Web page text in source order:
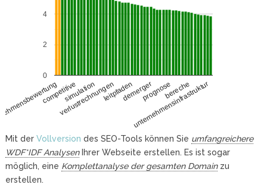
competitivesimulation
verlustrechnungenleitpfadendemergerprognosebereche
unternehmensinfrastruktur
0
2
4
Mit der Vollversion des SEO-Tools können Sie umfangreichere
WDF*IDF AnalysenIhrer Webseite erstellen. Es ist sogar
möglich, eine Komplettanalyse der gesamten Domainzu
erstellen.